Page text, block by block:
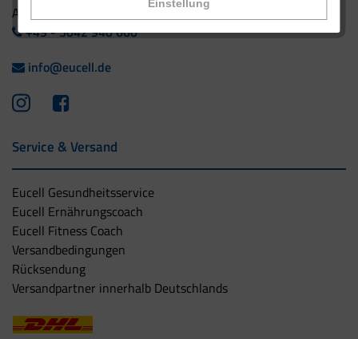
Einstellung
Ausland:
+49 - 5042 940 660
info@eucell.de
Service & Versand
Eucell Gesundheitsservice
Eucell Ernährungscoach
Eucell Fitness Coach
Versandbedingungen
Rücksendung
Versandpartner innerhalb Deutschlands